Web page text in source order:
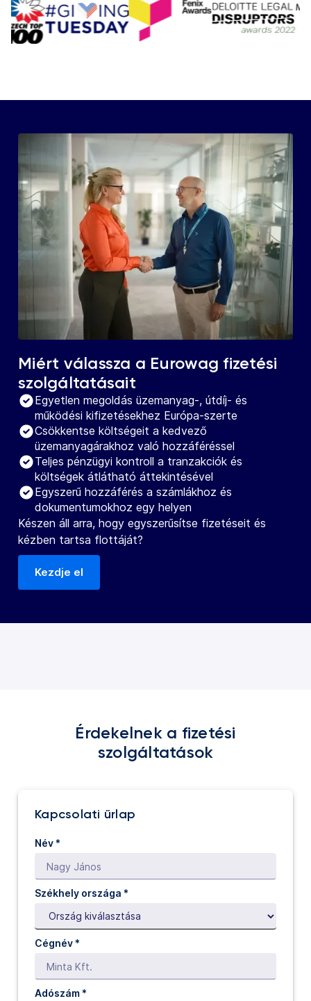
Miért válassza a Eurowag fizetési
szolgáltatásait
Egyetlen megoldás üzemanyag-, útdíj- és
működési kifizetésekhez Európa-szerte
Csökkentse költségeit a kedvező
üzemanyagárakhoz való hozzáféréssel
Teljes pénzügyi kontroll a tranzakciók és
költségek átlátható áttekintésével
Egyszerű hozzáférés a számlákhoz és
dokumentumokhoz egy helyen
Készen áll arra, hogy egyszerűsítse fizetéseit és
kézben tartsa flottáját?
Kezdje el
Érdekelnek a fizetési
szolgáltatások
Kapcsolati űrlap
Név*
Székhely országa *
Cégnév*
Adószám *